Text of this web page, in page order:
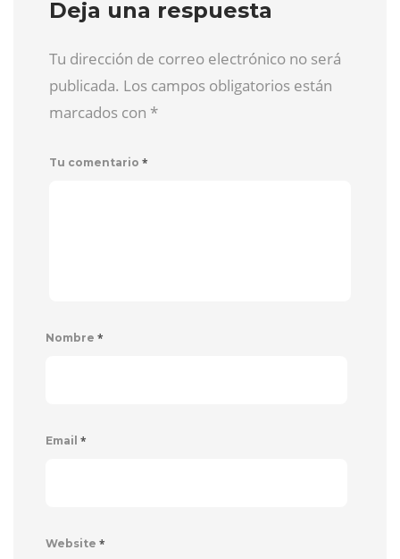
Deja una respuesta
Tu dirección de correo electrónico no será
publicada. Los campos obligatorios están
marcados con *
Tu comentario *
Nombre *
Email *
Website *